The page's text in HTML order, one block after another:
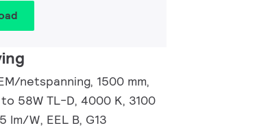
netspanning, 1500 mm,
58W TL-D, 4000 K, 3100
lm/W, EEL B, G13